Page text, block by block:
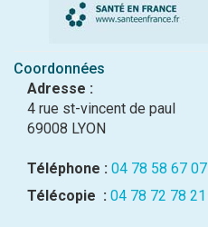
Coordonnées
Adresse :
4 rue st-vincent de paul
69008 LYON
Téléphone : 04 78 58 67 07
Télécopie : 04 78 72 78 21